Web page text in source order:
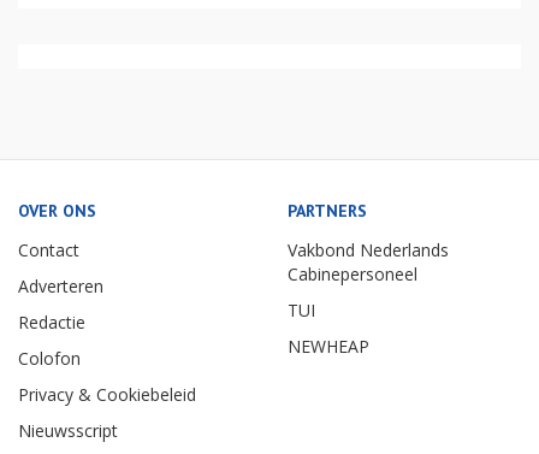
OVER ONS
Contact
Adverteren
Redactie
Colofon
Privacy & Cookiebeleid
Nieuwsscript
PARTNERS
Vakbond Nederlands
Cabinepersoneel
TUI
NEWHEAP